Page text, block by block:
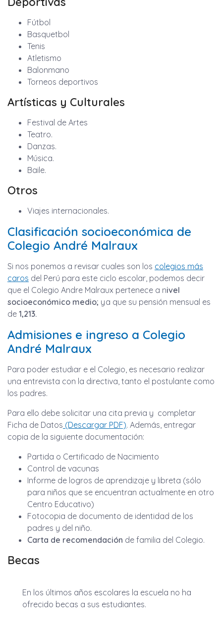
Fútbol
Basquetbol
Tenis
Atletismo
Balonmano
Torneos deportivos
Artísticas y Culturales
Festival de Artes
Teatro.
Danzas.
Música.
Baile.
Otros
Viajes internacionales.
Clasificación socioeconómica de
Colegio André Malraux
Si nos ponemos a revisar cuales son los colegios más
caros del Perú para este ciclo escolar, podemos decir
que el Colegio Andre Malraux pertenece a nivel
socioeconómico medio; ya que su pensión mensual es
de 1,213.
Admisiones e ingreso a Colegio
André Malraux
Para poder estudiar e el Colegio, es necesario realizar
una entrevista con la directiva, tanto el postulante como
los padres.
Para ello debe solicitar una cita previa y completar
Ficha de Datos (Descargar PDF). Además, entregar
copia de la siguiente documentación:
Partida o Certificado de Nacimiento
Control de vacunas
Informe de logros de aprendizaje y libreta (sólo
para niños que se encuentran actualmente en otro
Centro Educativo)
Fotocopia de documento de identidad de los
padres y del niño.
Carta de recomendación de familia del Colegio.
Becas
En los últimos años escolares la escuela no ha
ofrecido becas a sus estudiantes.